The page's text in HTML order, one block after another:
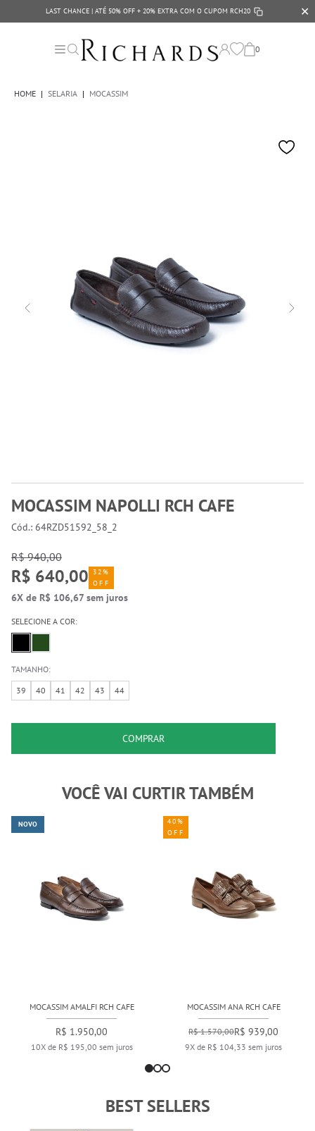
LAST CHANCE | ATÉ 50% OFF + 20% EXTRA COM O CUPOM RCH20 ✕
0
HOME | SELARIA | MOCASSIM
MOCASSIM NAPOLLI RCH CAFE
Cód.: 64RZD51592_58_2
R$ 940,00
R$ 640,00 32%
OFF
6X de R$ 106,67 sem juros
SELECIONE A COR:
TAMANHO:
39
40 41 42 43 44
COMPRAR
VOCÊ VAI CURTIR TAMBÉM
MOCASSIM AMALFI RCH CAFE
R$ 1.950,00
10X de R$ 195,00 sem juros
NOVO
MOCASSIM ANA RCH CAFE
R$ 1.570,00R$ 939,00
9X de R$ 104,33 sem juros
40%
OFF
BEST SELLERS